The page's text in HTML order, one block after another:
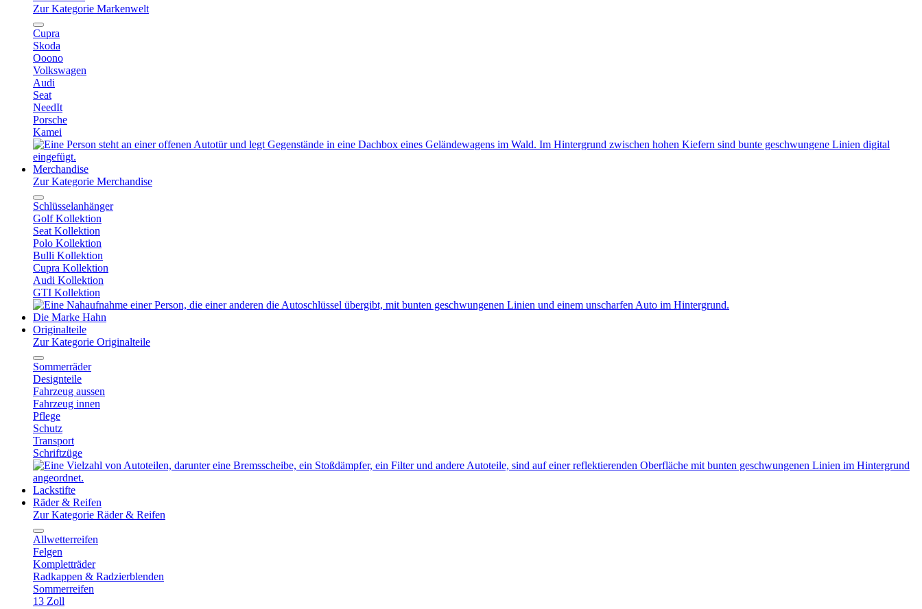
Zur Kategorie Markenwelt
Cupra
Skoda
Ooono
Volkswagen
Audi
Seat
NeedIt
Porsche
Kamei
Merchandise
Zur Kategorie Merchandise
Schlüsselanhänger
Golf Kollektion
Seat Kollektion
Polo Kollektion
Bulli Kollektion
Cupra Kollektion
Audi Kollektion
GTI Kollektion
Die Marke Hahn
Originalteile
Zur Kategorie Originalteile
Sommerräder
Designteile
Fahrzeug aussen
Fahrzeug innen
Pflege
Schutz
Transport
Schriftzüge
Lackstifte
Räder & Reifen
Zur Kategorie Räder & Reifen
Allwetterreifen
Felgen
Kompletträder
Radkappen & Radzierblenden
Sommerreifen
13 Zoll